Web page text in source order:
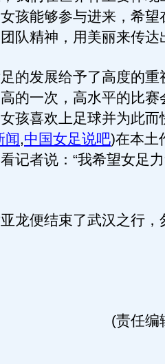
孩能够参与进来，希望
队精神，用美丽来传达
发展给予了高度的重
的一次，高水平的比赛
孩喜欢上足球并为此而
闻,中国女足说吧)在本土
记者说：“我希望女足
便结束了武汉之行，
(责任编